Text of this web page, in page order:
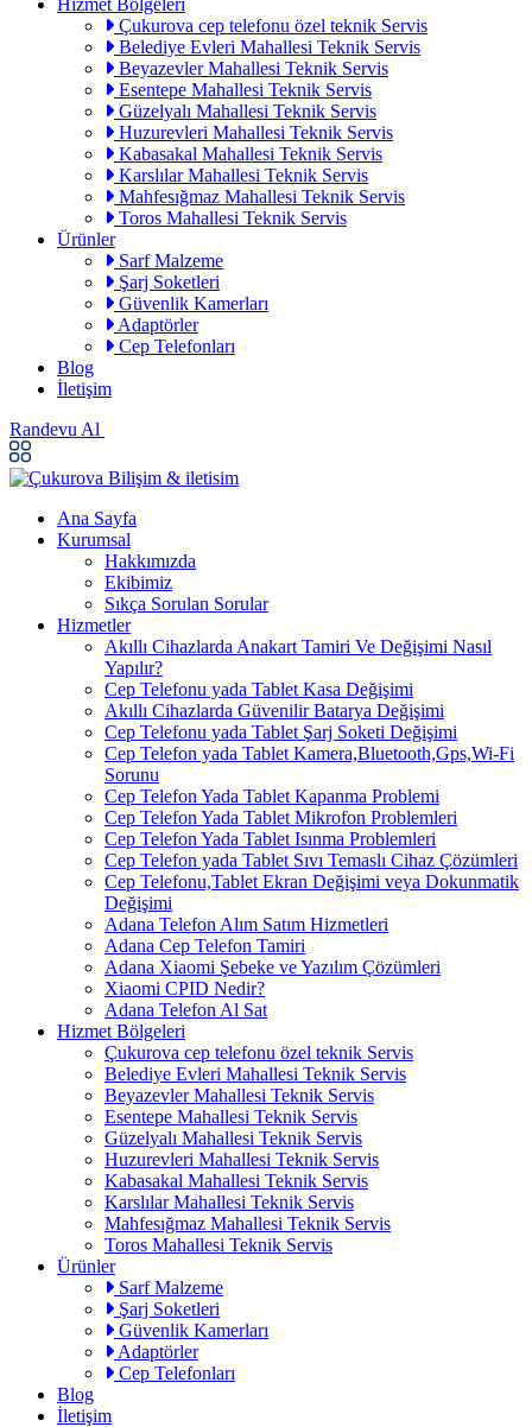
Hizmet Bölgeleri
Çukurova cep telefonu özel teknik Servis
Belediye Evleri Mahallesi Teknik Servis
Beyazevler Mahallesi Teknik Servis
Esentepe Mahallesi Teknik Servis
Güzelyalı Mahallesi Teknik Servis
Huzurevleri Mahallesi Teknik Servis
Kabasakal Mahallesi Teknik Servis
Karslılar Mahallesi Teknik Servis
Mahfesığmaz Mahallesi Teknik Servis
Toros Mahallesi Teknik Servis
Ürünler
Sarf Malzeme
Şarj Soketleri
Güvenlik Kamerları
Adaptörler
Cep Telefonları
Blog
İletişim
Randevu Al
Ana Sayfa
Kurumsal
Hakkımızda
Ekibimiz
Sıkça Sorulan Sorular
Hizmetler
Akıllı Cihazlarda Anakart Tamiri Ve Değişimi Nasıl
Yapılır?
Cep Telefonu yada Tablet Kasa Değişimi
Akıllı Cihazlarda Güvenilir Batarya Değişimi
Cep Telefonu yada Tablet Şarj Soketi Değişimi
Cep Telefon yada Tablet Kamera,Bluetooth,Gps,Wi-Fi
Sorunu
Cep Telefon Yada Tablet Kapanma Problemi
Cep Telefon Yada Tablet Mikrofon Problemleri
Cep Telefon Yada Tablet Isınma Problemleri
Cep Telefon yada Tablet Sıvı Temaslı Cihaz Çözümleri
Cep Telefonu,Tablet Ekran Değişimi veya Dokunmatik
Değişimi
Adana Telefon Alım Satım Hizmetleri
Adana Cep Telefon Tamiri
Adana Xiaomi Şebeke ve Yazılım Çözümleri
Xiaomi CPID Nedir?
Adana Telefon Al Sat
Hizmet Bölgeleri
Çukurova cep telefonu özel teknik Servis
Belediye Evleri Mahallesi Teknik Servis
Beyazevler Mahallesi Teknik Servis
Esentepe Mahallesi Teknik Servis
Güzelyalı Mahallesi Teknik Servis
Huzurevleri Mahallesi Teknik Servis
Kabasakal Mahallesi Teknik Servis
Karslılar Mahallesi Teknik Servis
Mahfesığmaz Mahallesi Teknik Servis
Toros Mahallesi Teknik Servis
Ürünler
Sarf Malzeme
Şarj Soketleri
Güvenlik Kamerları
Adaptörler
Cep Telefonları
Blog
İletişim